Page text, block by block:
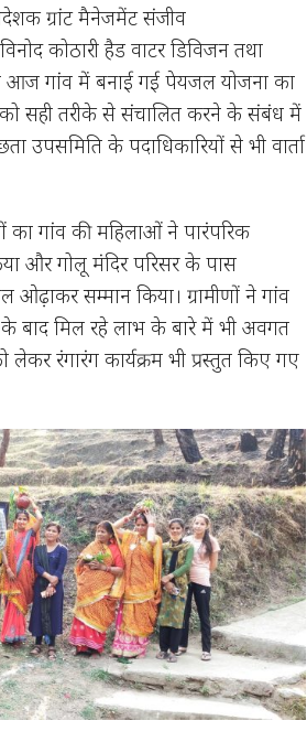
ग्रांट मैनेजमेंट संजीव
कोठारी हैड वाटर डिविजन त​था
आज गांव में बनाई गई पेयजल योजना का
को सही तरीके से संचालित करने के संबंध में
उपसमिति के पदाधिकारियों से भी वार्ता
का गांव की महिलाओं ने पारंपरिक
और गोलू मंदिर परिसर के पास
ओढ़ाकर सम्मान किया। ग्रामीणों ने गांव
बाद मिल रहे लाभ के बारे में भी अवगत
रंगारंग कार्यक्रम भी प्रस्तुत किए गए